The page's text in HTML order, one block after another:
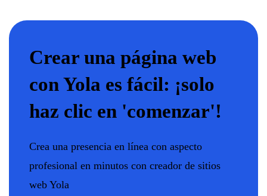
Crear una página web
con Yola es fácil: ¡solo
haz clic en 'comenzar'!
Crea una presencia en línea con aspecto
profesional en minutos con creador de sitios
web Yola